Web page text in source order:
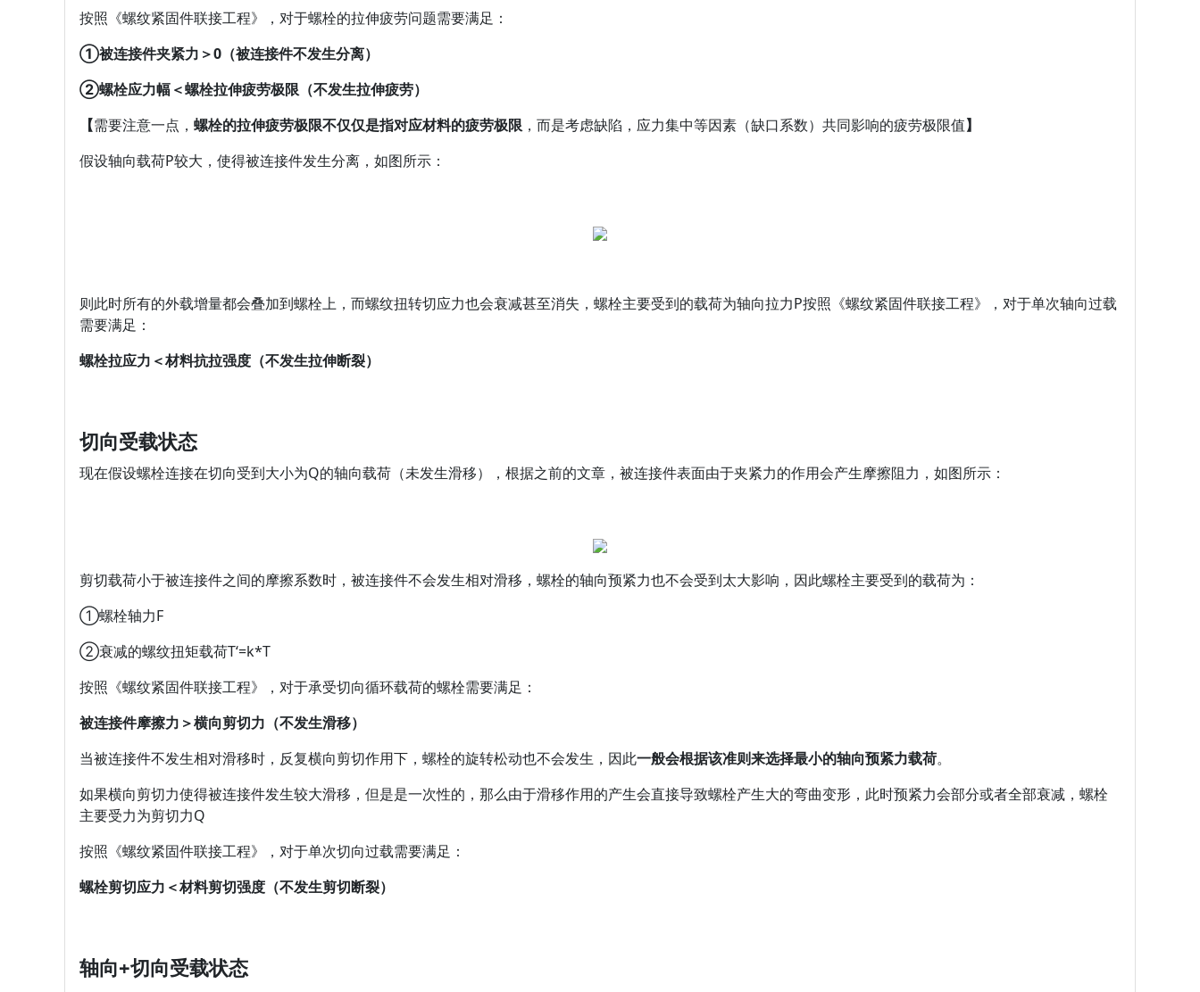
按照《螺纹紧固件联接工程》，对于螺栓的拉伸疲劳问题需要满足：
①被连接件夹紧力＞0（被连接件不发生分离）
②螺栓应力幅＜螺栓拉伸疲劳极限（不发生拉伸疲劳）
【需要注意一点， 螺栓的拉伸疲劳极限不仅仅是指对应材料的疲劳极限 ，而是考虑缺陷，应力集中等因素（缺口系数）共同影响的疲劳极限值】
假设轴向载荷P较大，使得被连接件发生分离，如图所示：
则此时所有的外载增量都会叠加到螺栓上，而螺纹扭转切应力也会衰减甚至消失，螺栓主要受到的载荷为轴向拉力P按照《螺纹紧固件联接工程》，对于单次轴向过载
需要满足：
螺栓拉应力＜材料抗拉强度（不发生拉伸断裂）
切向受载状态
现在假设螺栓连接在切向受到大小为Q的轴向载荷（未发生滑移），根据之前的文章，被连接件表面由于夹紧力的作用会产生摩擦阻力，如图所示：
剪切载荷小于被连接件之间的摩擦系数时，被连接件不会发生相对滑移，螺栓的轴向预紧力也不会受到太大影响，因此螺栓主要受到的载荷为：
①螺栓轴力F
②衰减的螺纹扭矩载荷T‘=k*T
按照《螺纹紧固件联接工程》，对于承受切向循环载荷的螺栓需要满足：
被连接件摩擦力＞横向剪切力（不发生滑移）
当被连接件不发生相对滑移时，反复横向剪切作用下，螺栓的旋转松动也不会发生，因此一般会根据该准则来选择最小的轴向预紧力载荷。
如果横向剪切力使得被连接件发生较大滑移，但是是一次性的，那么由于滑移作用的产生会直接导致螺栓产生大的弯曲变形，此时预紧力会部分或者全部衰减，螺栓
主要受力为剪切力Q
按照《螺纹紧固件联接工程》，对于单次切向过载需要满足：
螺栓剪切应力＜材料剪切强度（不发生剪切断裂）
轴向+切向受载状态